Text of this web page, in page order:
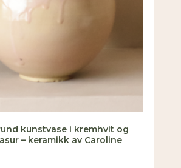
kunstvase i kremhvit og
– keramikk av Caroline